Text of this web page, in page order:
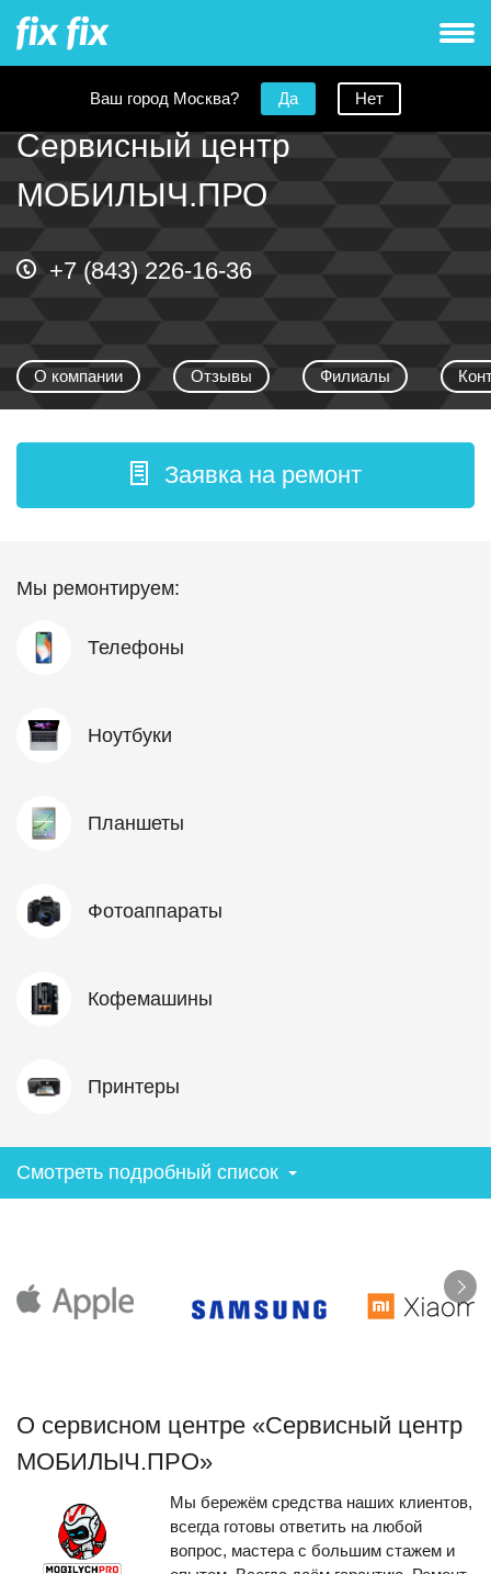
Ваш город Москва? Да Нет
Сервисный центр
МОБИЛЫЧ.ПРО
+7 (843) 226-16-36
О компании Отзывы Филиалы
Заявка на ремонт
Мы ремонтируем:
Телефоны
Ноутбуки
Планшеты
Фотоаппараты
Кофемашины
Принтеры
Смотреть подробный список
О сервисном центре «Сервисный центр
МОБИЛЫЧ.ПРО»
Мы бережём средства наших клиентов,
всегда готовы ответить на любой
вопрос, мастера с большим стажем и